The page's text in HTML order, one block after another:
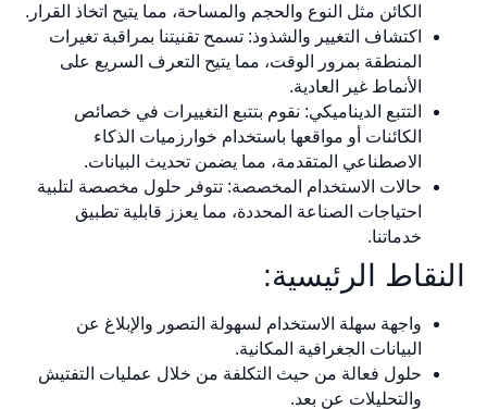
الكائن مثل النوع والحجم والمساحة، مما يتيح اتخاذ القرار.
اكتشاف التغيير والشذوذ: تسمح تقنيتنا بمراقبة تغيرات
المنطقة بمرور الوقت، مما يتيح التعرف السريع على
الأنماط غير العادية.
التتبع الديناميكي: نقوم بتتبع التغييرات في خصائص
الكائنات أو مواقعها باستخدام خوارزميات الذكاء
الاصطناعي المتقدمة، مما يضمن تحديث البيانات.
حالات الاستخدام المخصصة: تتوفر حلول مخصصة لتلبية
احتياجات الصناعة المحددة، مما يعزز قابلية تطبيق
خدماتنا.
النقاط الرئيسية:
واجهة سهلة الاستخدام لسهولة التصور والإبلاغ عن
البيانات الجغرافية المكانية.
حلول فعالة من حيث التكلفة من خلال عمليات التفتيش
والتحليلات عن بعد.